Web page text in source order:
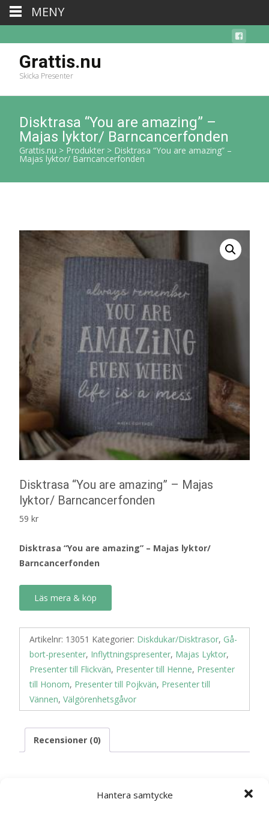
Hantera samtycke
Grattis.nu
Skicka Presenter
Disktrasa “You are amazing” –
Majas lyktor/ Barncancerfonden
Grattis.nu > Produkter > Disktrasa “You are amazing” –
Majas lyktor/ Barncancerfonden
Disktrasa “You are amazing” – Majas
lyktor/ Barncancerfonden
59 kr
Disktrasa “You are amazing” – Majas lyktor/
Barncancerfonden
Läs mera & köp
Artikelnr: 13051 Kategorier: Diskdukar/Disktrasor, Gå-
bort-presenter, Inflyttningspresenter, Majas Lyktor,
Presenter till Flickvän, Presenter till Henne, Presenter
till Honom, Presenter till Pojkvän, Presenter till
Vännen, Välgörenhetsgåvor
Recensioner (0)
Recensioner
MENY